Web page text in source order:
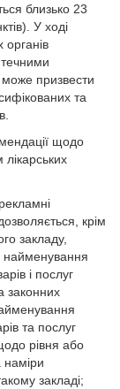
близько 23
У ході
органів
призвести
та
щодо
крім
закладу,
найменування
і послуг
законних
та послуг
рівня або
наміри
закладі;